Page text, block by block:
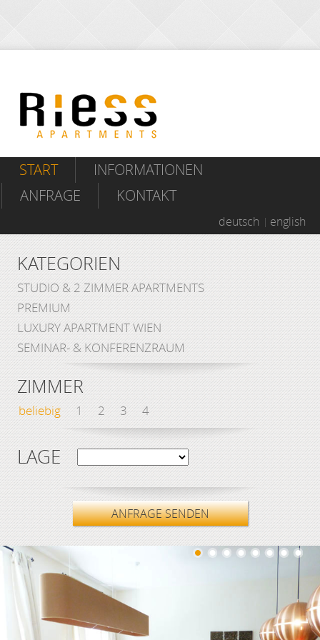
START
INFORMATIONEN
ANFRAGE
KONTAKT
deutsch english
KATEGORIEN
STUDIO & 2 ZIMMER APARTMENTS
PREMIUM
LUXURY APARTMENT WIEN
SEMINAR- & KONFERENZRAUM
ZIMMER
beliebig 1 2 3 4
LAGE
ANFRAGE SENDEN